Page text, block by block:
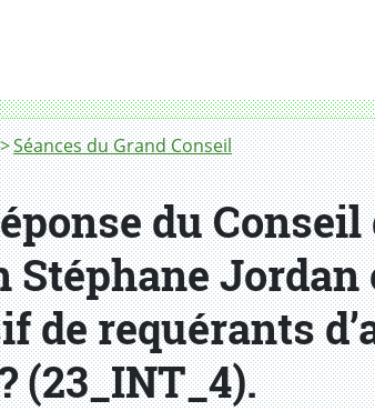
Séances du Grand Conseil
du
de requérants
(23_INT_4).